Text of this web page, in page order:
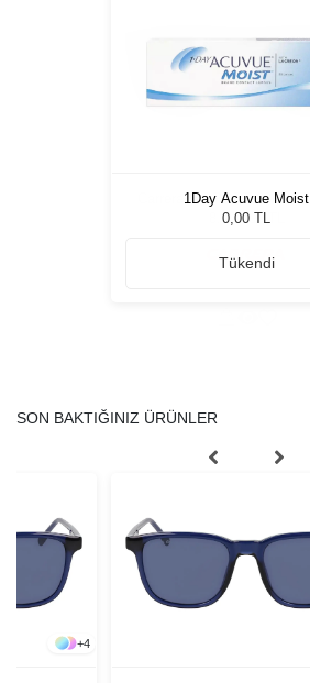
1Day Acuvue Moist
0,00 TL
Tükendi
SON BAKTIĞINIZ ÜRÜNLER
+4